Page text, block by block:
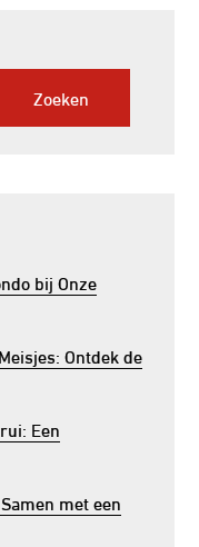
Zoeken
bij Onze
Ontdek de
Een
met een